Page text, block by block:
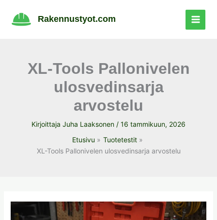
sisältöön
Rakennustyot.com
XL-Tools Pallonivelen
ulosvedinsarja
arvostelu
Kirjoittaja Juha Laaksonen / 16 tammikuun, 2026
Etusivu
Tuotetestit
XL-Tools Pallonivelen ulosvedinsarja arvostelu